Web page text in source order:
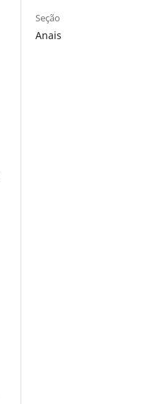
Seção
Anais